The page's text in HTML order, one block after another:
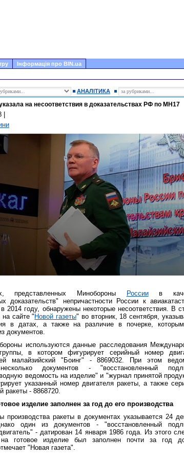
Інформація про BIN.ua
АНАЛІТИКА
на несоответствия в доказательствах РФ по MH17
представленных Минобороны Россиив
доказательств" непричастности России к
2014 году, обнаружены некоторые несоответствия. В
на сайте "Новой газеты" во вторник, 18 сентября,
в датах, а также на различие в почерке,
документов.
используются данные расследования
в котором фигурирует серийный номер
малайзийский "Боинг" - 8869032. При этом
документов - "восстановленный
ведомость на изделие" и "журнал принятой
указанный номер двигателя ракеты, а также
ракеты - 8868720.
изделие заполнен за год до его производства
производства ракеты в документах указывается 24
один из документов - "восстановленный
- датирован 14 января 1986 года. Из этого
готовое изделие был заполнен почти за год
"Новая газета".